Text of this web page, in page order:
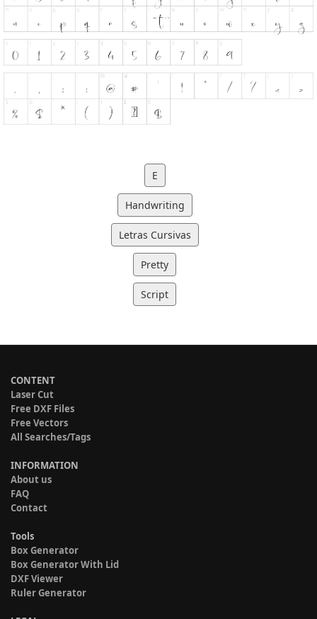
E
Handwriting
Letras Cursivas
Pretty
Script
CONTENT
Laser Cut
Free DXF Files
Free Vectors
All Searches/Tags
INFORMATION
About us
FAQ
Contact
Tools
Box Generator
Box Generator With Lid
DXF Viewer
Ruler Generator